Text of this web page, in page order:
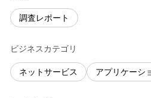
調査レポート
ビジネスカテゴリ
ネットサービス アプリケーシ